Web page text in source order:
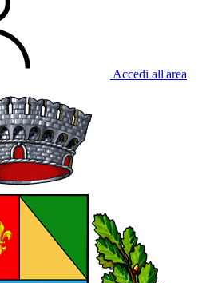
Accedi all'area